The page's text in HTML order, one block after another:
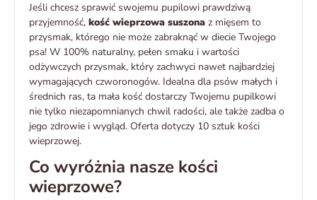
Jeśli chcesz sprawić swojemu pupilowi prawdziwą
przyjemność, kość wieprzowa suszona z mięsem to
przysmak, którego nie może zabraknąć w diecie Twojego
psa! W 100% naturalny, pełen smaku i wartości
odżywczych przysmak, który zachwyci nawet najbardziej
wymagających czworonogów. Idealna dla psów małych i
średnich ras, ta mała kość dostarczy Twojemu pupilkowi
nie tylko niezapomnianych chwil radości, ale także zadba o
jego zdrowie i wygląd. Oferta dotyczy 10 sztuk kości
wieprzowej.
Co wyróżnia nasze kości
wieprzowe?